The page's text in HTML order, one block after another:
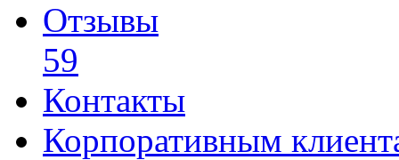
Отзывы
59
Контакты
Корпоративным